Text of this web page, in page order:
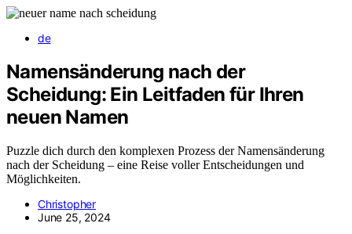
de
Namensänderung nach der
Scheidung: Ein Leitfaden für Ihren
neuen Namen
Puzzle dich durch den komplexen Prozess der Namensänderung
nach der Scheidung – eine Reise voller Entscheidungen und
Möglichkeiten.
Christopher
June 25, 2024